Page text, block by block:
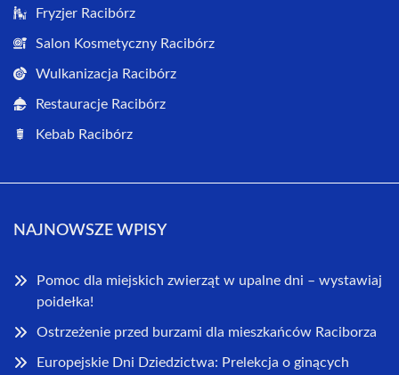
Fryzjer Racibórz
Salon Kosmetyczny Racibórz
Wulkanizacja Racibórz
Restauracje Racibórz
Kebab Racibórz
NAJNOWSZE WPISY
Pomoc dla miejskich zwierząt w upalne dni – wystawiaj
poidełka!
Ostrzeżenie przed burzami dla mieszkańców Raciborza
Europejskie Dni Dziedzictwa: Prelekcja o ginących